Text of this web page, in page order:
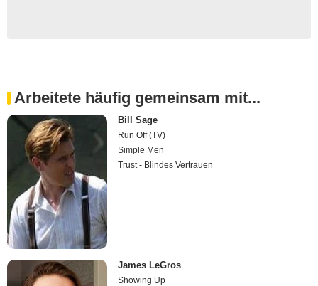
Arbeitete häufig gemeinsam mit...
Bill Sage
Run Off (TV)
Simple Men
Trust - Blindes Vertrauen
James LeGros
Showing Up